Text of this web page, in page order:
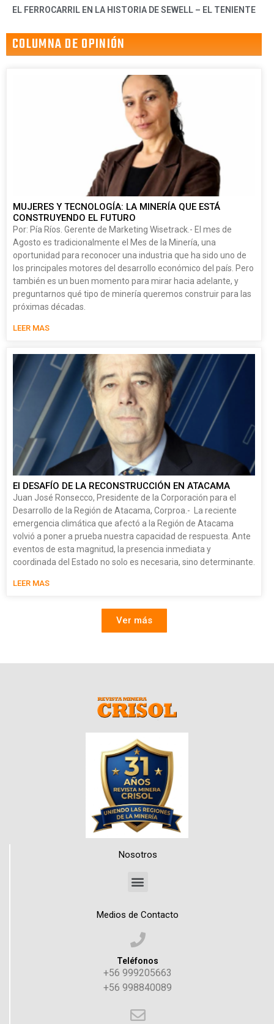
EL FERROCARRIL EN LA HISTORIA DE SEWELL – EL TENIENTE
COLUMNA DE OPINIÓN
MUJERES Y TECNOLOGÍA: LA MINERÍA QUE ESTÁ
CONSTRUYENDO EL FUTURO
Por: Pía Ríos. Gerente de Marketing Wisetrack.- El mes de
Agosto es tradicionalmente el Mes de la Minería, una
oportunidad para reconocer una industria que ha sido uno de
los principales motores del desarrollo económico del país. Pero
también es un buen momento para mirar hacia adelante, y
preguntarnos qué tipo de minería queremos construir para las
próximas décadas.
LEER MAS
El DESAFÍO DE LA RECONSTRUCCIÓN EN ATACAMA
Juan José Ronsecco, Presidente de la Corporación para el
Desarrollo de la Región de Atacama, Corproa.- La reciente
emergencia climática que afectó a la Región de Atacama
volvió a poner a prueba nuestra capacidad de respuesta. Ante
eventos de esta magnitud, la presencia inmediata y
coordinada del Estado no solo es necesaria, sino determinante.
LEER MAS
Ver más
Nosotros
Medios de Contacto
Teléfonos
+56 999205663
+56 998840089